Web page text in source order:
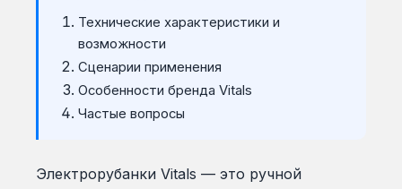
Технические характеристики и
возможности
Сценарии применения
Особенности бренда Vitals
Частые вопросы
Электрорубанки Vitals — это ручной